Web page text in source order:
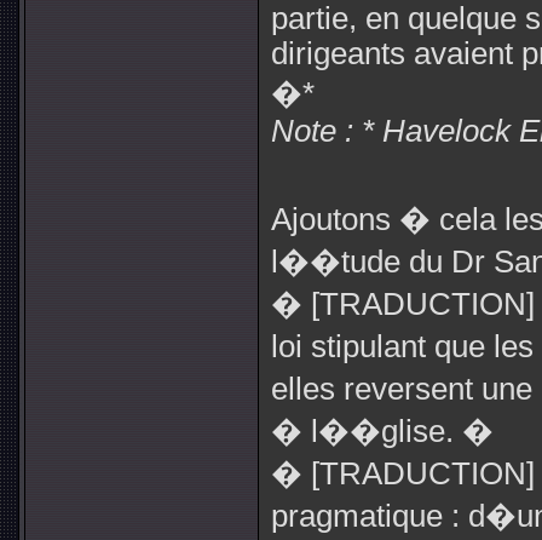
partie, en quelque
dirigeants avaient
�*
Note : * Havelock
Ajoutons � cela
l��tude du Dr
�
loi stipulant que
elles reversent
� l��glise. �
� [TRADUCTION]
pragmatique :